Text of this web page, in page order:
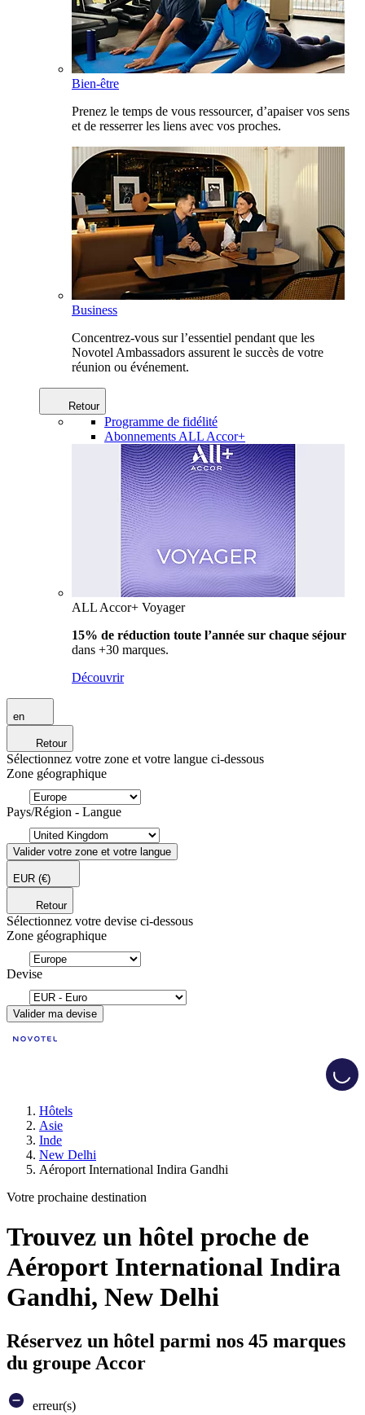
Bien-être
Prenez le temps de vous ressourcer, d’apaiser vos sens
et de resserrer les liens avec vos proches.
Business
Concentrez-vous sur l’essentiel pendant que les
Novotel Ambassadors assurent le succès de votre
réunion ou événement.
Retour
Programme de fidélité
Abonnements ALL Accor+
ALL Accor+ Voyager
15% de réduction toute l’année sur chaque séjour
dans +30 marques.
Découvrir
en
Retour
Sélectionnez votre zone et votre langue ci-dessous
Zone géographique
Pays/Région - Langue
Valider votre zone et votre langue
EUR (€)
Retour
Sélectionnez votre devise ci-dessous
Zone géographique
Devise
Valider ma devise
Hôtels
Asie
Inde
New Delhi
Aéroport International Indira Gandhi
Votre prochaine destination
Trouvez un hôtel proche de
Aéroport International Indira
Gandhi, New Delhi
Réservez un hôtel parmi nos 45 marques
du groupe Accor
erreur(s)